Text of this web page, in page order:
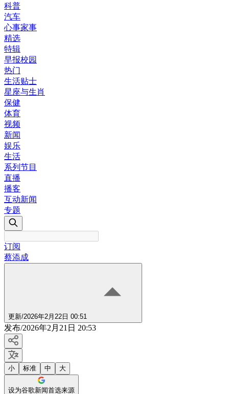
科普
汽车
心事家事
精选
特辑
早报校园
热门
生活贴士
星座与生肖
保健
体育
视频
新闻
娱乐
生活
系列节目
直播
播客
互动新闻
专题
订阅
蔡添成
更新/2026年2月22日 00:51
发布/2026年2月21日 20:53
小 标准 中 大
设为谷歌新闻首选来源